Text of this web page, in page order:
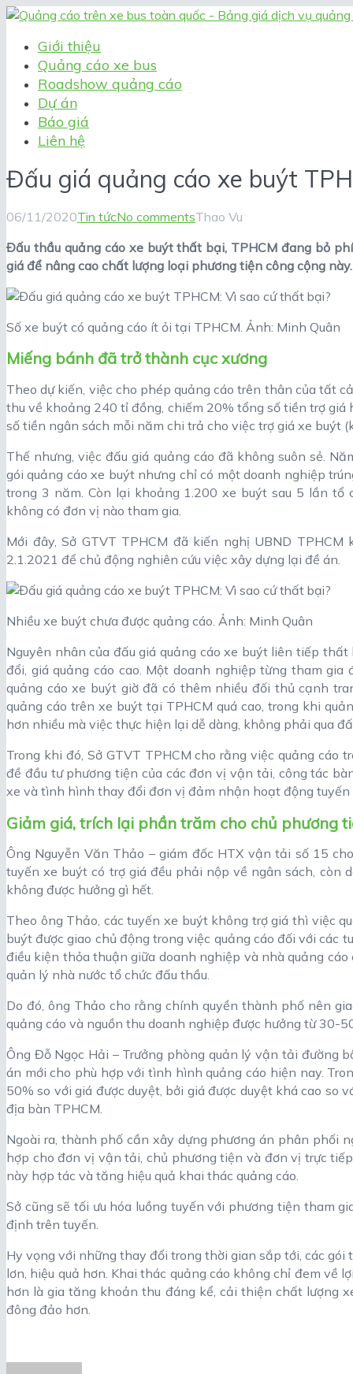
Giới thiệu
Quảng cáo xe bus
Roadshow quảng cáo
Dự án
Báo giá
Liên hệ
Đấu giá quảng cáo xe buýt
06/11/2020Tin tứcNo commentsThao Vu
Đấu thầu quảng cáo xe buýt thất bại, TPHCM đang bỏ
giá để nâng cao chất lượng loại phương tiện công cộng này.
Số xe buýt có quảng cáo ít ỏi tại TPHCM. Ảnh: Minh Quân
Miếng bánh đã trở thành cục xương
Theo dự kiến, việc cho phép quảng cáo trên thân của tất
thu về khoảng 240 tỉ đồng, chiếm 20% tổng số tiền trợ giá
số tiền ngân sách mỗi năm chi trả cho việc trợ giá xe buýt
Thế nhưng, việc đấu giá quảng cáo đã không suôn sẻ.
gói quảng cáo xe buýt nhưng chỉ có một doanh nghiệp
trong 3 năm. Còn lại khoảng 1.200 xe buýt sau 5 lần
không có đơn vị nào tham gia.
Mới đây, Sở GTVT TPHCM đã kiến nghị UBND
2.1.2021 để chủ động nghiên cứu việc xây dựng lại đề án.
Nhiều xe buýt chưa được quảng cáo. Ảnh: Minh Quân
Nguyên nhân của đấu giá quảng cáo xe buýt liên tiếp
đổi, giá quảng cáo cao. Một doanh nghiệp từng tham
quảng cáo xe buýt giờ đã có thêm nhiều đối thủ cạnh
quảng cáo trên xe buýt tại TPHCM quá cao, trong khi
hơn nhiều mà việc thực hiện lại dễ dàng, không phải qua
Trong khi đó, Sở GTVT TPHCM cho rằng việc quảng
đề đầu tư phương tiện của các đơn vị vận tải, công tác
xe và tình hình thay đổi đơn vị đảm nhận hoạt động tuyến
Giảm giá, trích lại phần trăm cho chủ phương
Ông Nguyễn Văn Thảo – giám đốc HTX vận tải số 15
tuyến xe buýt có trợ giá đều phải nộp về ngân sách, còn
không được hưởng gì hết.
Theo ông Thảo, các tuyến xe buýt không trợ giá thì việc
buýt được giao chủ động trong việc quảng cáo đối với các
điều kiện thỏa thuận giữa doanh nghiệp và nhà quảng
quản lý nhà nước tổ chức đấu thầu.
Do đó, ông Thảo cho rằng chính quyền thành phố nên
quảng cáo và nguồn thu doanh nghiệp được hưởng từ 30-
Ông Đỗ Ngọc Hải – Trưởng phòng quản lý vận tải đường
án mới cho phù hợp với tình hình quảng cáo hiện nay.
50% so với giá được duyệt, bởi giá được duyệt khá cao so
địa bàn TPHCM.
Ngoài ra, thành phố cần xây dựng phương án phân phối
hợp cho đơn vị vận tải, chủ phương tiện và đơn vị trực
này hợp tác và tăng hiệu quả khai thác quảng cáo.
Sở cũng sẽ tối ưu hóa luồng tuyến với phương tiện tham
định trên tuyến.
Hy vọng với những thay đổi trong thời gian sắp tới, các
lơn, hiệu quả hơn. Khai thác quảng cáo không chỉ đem về
hơn là gia tăng khoản thu đáng kể, cải thiện chất lượng
đông đảo hơn.